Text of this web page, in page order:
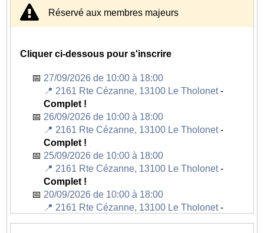
chaque boucle qu'ils devront courir en moins d'une
heure, soit 15 heures d'effort pour les "Infinity".
évènement que l'association fait appel à vous pour lui
prêter main forte sur différentes missions.
Missions
Distribution des dossards
Gestion des ravitaillements
Logistique au village (affichages, vestiaire coureurs,
mise en place des tables / chaises etc)
Signaleurs (proche du Village)
Rangement final
Réservé aux membres majeurs
Cliquer ci-dessous pour s'inscrire
27/09/2026 de 10:00 à 18:00
📍 2161 Rte Cézanne, 13100 Le Tholonet-
Complet !
26/09/2026 de 10:00 à 18:00
📍 2161 Rte Cézanne, 13100 Le Tholonet-
Complet !
25/09/2026 de 10:00 à 18:00
📍 2161 Rte Cézanne, 13100 Le Tholonet-
Complet !
20/09/2026 de 10:00 à 18:00
📍 2161 Rte Cézanne, 13100 Le Tholonet-